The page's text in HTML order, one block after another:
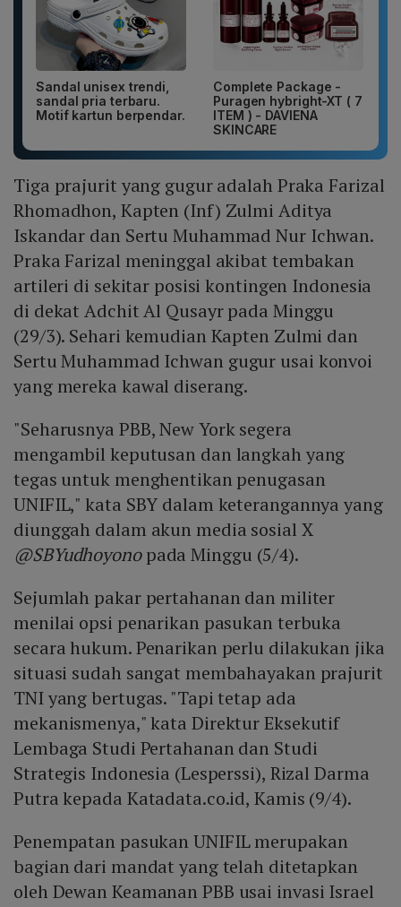
Sandal unisex trendi,
sandal pria terbaru.
Motif kartun berpendar.
Complete Package -
Puragen hybright-XT ( 7
ITEM ) - DAVIENA
SKINCARE
Tiga prajurit yang gugur adalah Praka Farizal
Rhomadhon, Kapten (Inf) Zulmi Aditya
Iskandar dan Sertu Muhammad Nur Ichwan.
Praka Farizal meninggal akibat tembakan
artileri di sekitar posisi kontingen Indonesia
di dekat Adchit Al Qusayr pada Minggu
(29/3). Sehari kemudian Kapten Zulmi dan
Sertu Muhammad Ichwan gugur usai konvoi
yang mereka kawal diserang.
"Seharusnya PBB, New York segera
mengambil keputusan dan langkah yang
tegas untuk menghentikan penugasan
UNIFIL," kata SBY dalam keterangannya yang
diunggah dalam akun media sosial X
@SBYudhoyonopada Minggu (5/4).
Sejumlah pakar pertahanan dan militer
menilai opsi penarikan pasukan terbuka
secara hukum. Penarikan perlu dilakukan jika
situasi sudah sangat membahayakan prajurit
TNI yang bertugas. "Tapi tetap ada
mekanismenya," kata Direktur Eksekutif
Lembaga Studi Pertahanan dan Studi
Strategis Indonesia (Lesperssi), Rizal Darma
Putra kepada Katadata.co.id, Kamis (9/4).
Penempatan pasukan UNIFIL merupakan
bagian dari mandat yang telah ditetapkan
oleh Dewan Keamanan PBB usai invasi Israel